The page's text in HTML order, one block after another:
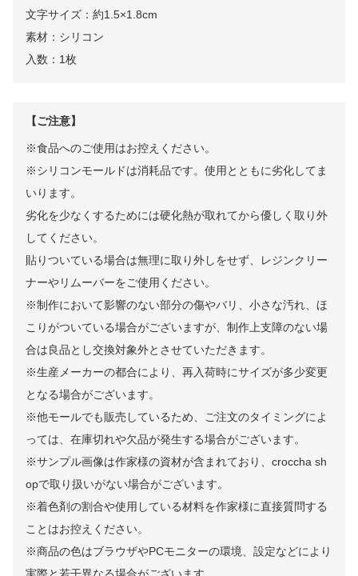
文字サイズ：約1.5×1.8cm
素材：シリコン
入数：1枚
【ご注意】
※食品へのご使用はお控えください。
※シリコンモールドは消耗品です。使用とともに劣化してま
いります。
劣化を少なくするためには硬化熱が取れてから優しく取り外
してください。
貼りついている場合は無理に取り外しをせず、レジンクリー
ナーやリムーバーをご使用ください。
※制作において影響のない部分の傷やバリ、小さな汚れ、ほ
こりがついている場合がございますが、制作上支障のない場
合は良品とし交換対象外とさせていただきます。
※生産メーカーの都合により、再入荷時にサイズが多少変更
となる場合がございます。
※他モールでも販売しているため、ご注文のタイミングによ
っては、在庫切れや欠品が発生する場合がございます。
※サンプル画像は作家様の資材が含まれており、croccha sh
opで取り扱いがない場合がございます。
※着色剤の割合や使用している材料を作家様に直接質問する
ことはお控えください。
※商品の色はブラウザやPCモニターの環境、設定などにより